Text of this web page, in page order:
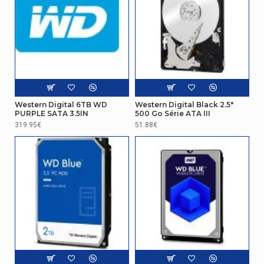
Famille de produit Ultrastar
Nom du produit DC HC555
Fonctionnement 24h/24 7j/7 Oui
Autres caractéristiques
Type HDD
représentation / réalisation
Temps moyen entre pannes 2500000 h
Western Digital 6TB WD
PURPLE SATA 3.5IN
319.95€
Western Digital Black 2.5"
500 Go Série ATA III
51.88€